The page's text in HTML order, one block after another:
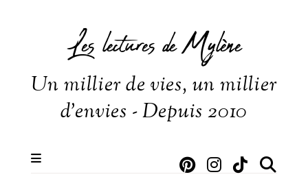
Les lectures de Mylène
Un millier de vies, un millier
d'envies - Depuis 2010